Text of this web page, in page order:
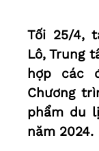
Tối 25/4,
Lô, Trung
hợp các
Chương
phẩm du
năm 2024.